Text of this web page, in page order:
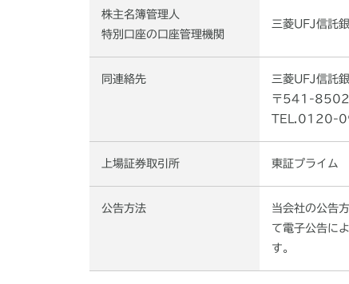
株主名簿管理人
特別口座の口座管理機関
三菱UFJ信託
同連絡先
三菱UFJ信託
〒541-8502
TEL.0120-
上場証券取引所 東証プライム
公告方法
当会社の公告
て電子公告に
す。